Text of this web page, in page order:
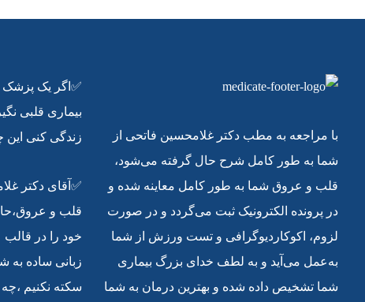
با مراجعه به مطب دکتر غلامحسین فاتحی از
شما به طور کامل شرح حال گرفته می‌شود،
قلب و عروق شما به طور کامل معاینه شده و
در پرونده الکترونیک ثبت می‌گردد و در صورت
لزوم، اکوکاردیوگرافی و تست ورزش از شما
به‌عمل می‌آید و به لطف خدای بزرگ بیماری
شما تشخیص داده شده و بهترین درمان به شما
✅اگر یک پزشک
بیماری قلبی
زندگی کنی این
✅آقای دکتر
زبانی ساده به
سکته نکنیم